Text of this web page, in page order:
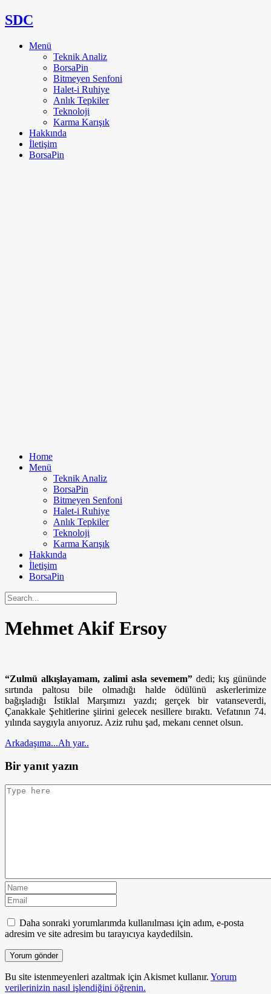
SDC
Menü
Teknik Analiz
BorsaPin
Bitmeyen Senfoni
Halet-i Ruhiye
Anlık Tepkiler
Teknoloji
Karma Karışık
Hakkında
İletişim
BorsaPin
Home
Menü
Teknik Analiz
BorsaPin
Bitmeyen Senfoni
Halet-i Ruhiye
Anlık Tepkiler
Teknoloji
Karma Karışık
Hakkında
İletişim
BorsaPin
Mehmet Akif Ersoy
“Zulmü alkışlayamam, zalimi asla sevemem” dedi; kış gününde
sırtında paltosu bile olmadığı halde ödülünü askerlerimize
bağışladığı İstiklal Marşımızı yazdı; gerçek bir vatanseverdi,
Çanakkale Şehitlerine şiirini gelecek nesillere bıraktı. Vefatının 74.
yılında saygıyla anıyoruz. Aziz ruhu şad, mekanı cennet olsun.
Arkadaşıma...Ah yar..
Bir yanıt yazın
Daha sonraki yorumlarımda kullanılması için adım, e-posta
adresim ve site adresim bu tarayıcıya kaydedilsin.
Bu site istenmeyenleri azaltmak için Akismet kullanır. Yorum
verilerinizin nasıl işlendiğini öğrenin.